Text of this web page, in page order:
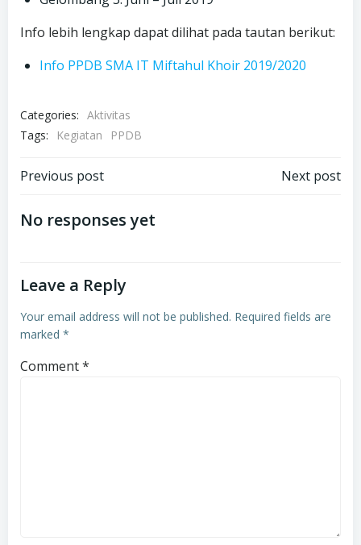
Info lebih lengkap dapat dilihat pada tautan berikut:
Info PPDB SMA IT Miftahul Khoir 2019/2020
Categories: Aktivitas
Tags:
Kegiatan PPDB
Post
navigation
Previous post Next post
No responses yet
Leave a Reply
Your email address will not be published. Required fields are
marked *
Comment*